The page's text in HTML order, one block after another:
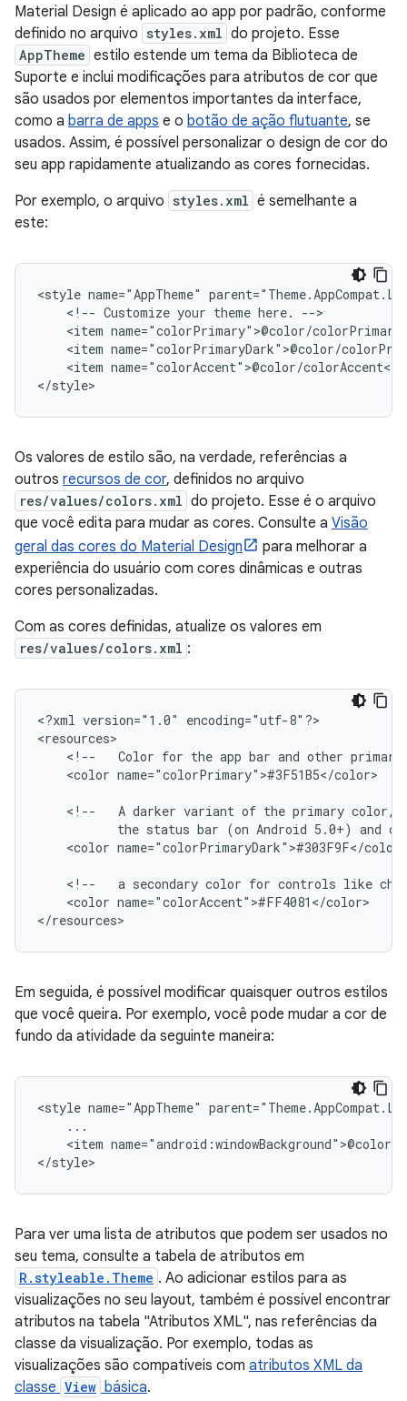
Material Design é aplicado ao app por padrão, conforme
definido no arquivo styles.xml do projeto. Esse
AppTheme estilo estende um tema da Biblioteca de
Suporte e inclui modificações para atributos de cor que
são usados por elementos importantes da interface,
como a barra de apps e o botão de ação flutuante, se
usados. Assim, é possível personalizar o design de cor do
seu app rapidamente atualizando as cores fornecidas.
Por exemplo, o arquivo styles.xml é semelhante a
este:
<style name="AppTheme"
<!-- Customize your theme here.
<item
<item
<item name="colorAccent">@color/colorAccent</
</style>
Os valores de estilo são, na verdade, referências a
outros recursos de cor, definidos no arquivo
res/values/colors.xml do projeto. Esse é o arquivo
que você edita para mudar as cores. Consulte a Visão
geral das cores do Material Design
para melhorar a
experiência do usuário com cores dinâmicas e outras
cores personalizadas.
Com as cores definidas, atualize os valores em
res/values/colors.xml :
<?xml version="1.0"
encoding="utf-8"?>
<!--
Color for the app bar and other primary
<color name="colorPrimary">#3F51B5</color>
<!-- A darker variant of the primary color,
the status bar (on Android 5.0+) and
<color name="colorPrimaryDark">#303F9F</color>
<!-- a secondary color for controls like
<color name="colorAccent">#FF4081</color>
</resources>
Em seguida, é possível modificar quaisquer outros estilos
que você queira. Por exemplo, você pode mudar a cor de
fundo da atividade da seguinte maneira:
<style name="AppTheme"
<item
</style>
Para ver uma lista de atributos que podem ser usados no
seu tema, consulte a tabela de atributos em
R.styleable.Theme . Ao adicionar estilos para as
visualizações no seu layout, também é possível encontrar
atributos na tabela "Atributos XML", nas referências da
classe da visualização. Por exemplo, todas as
visualizações são compatíveis com atributos XML da
classe View básica.